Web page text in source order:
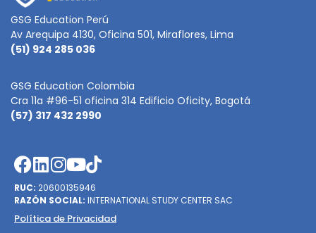
GSG Education Perú
Av Arequipa 4130, Oficina 501, Miraflores, Lima
(51) 924 285 036
GSG Education Colombia
Cra 11a #96-51 oficina 314 Edificio Oficity, Bogotá
(57) 317 432 2990
RUC: 20600135946
RAZÓN SOCIAL: INTERNATIONAL STUDY CENTER SAC
Política de Privacidad